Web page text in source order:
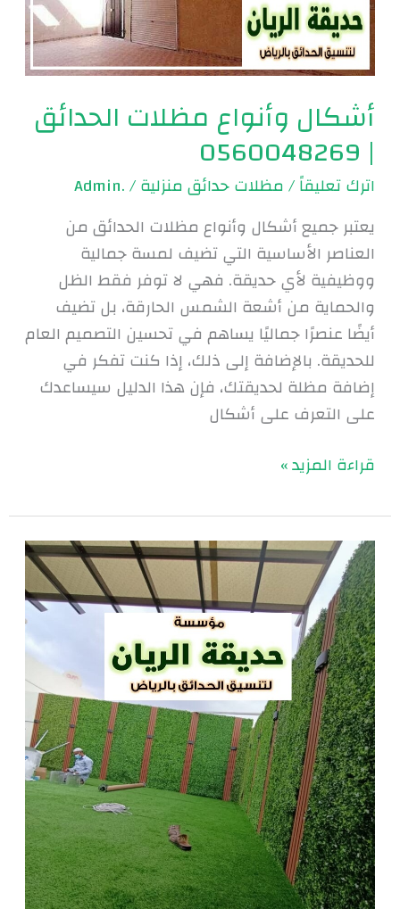
أشكال وأنواع مظلات الحدائق
| 0560048269
اترك تعليقاً/مظلات حدائق منزلية/
.Admin
يعتبر جميع أشكال وأنواع مظلات الحدائق من
العناصر الأساسية التي تضيف لمسة جمالية
ووظيفية لأي حديقة. فهي لا توفر فقط الظل
والحماية من أشعة الشمس الحارقة، بل تضيف
أيضًا عنصرًا جماليًا يساهم في تحسين التصميم العام
للحديقة. بالإضافة إلى ذلك، إذا كنت تفكر في
إضافة مظلة لحديقتك، فإن هذا الدليل سيساعدك
على التعرف على أشكال
قراءة المزيد »
تركيب
العشب
الصناعي
بكل
أنواعه